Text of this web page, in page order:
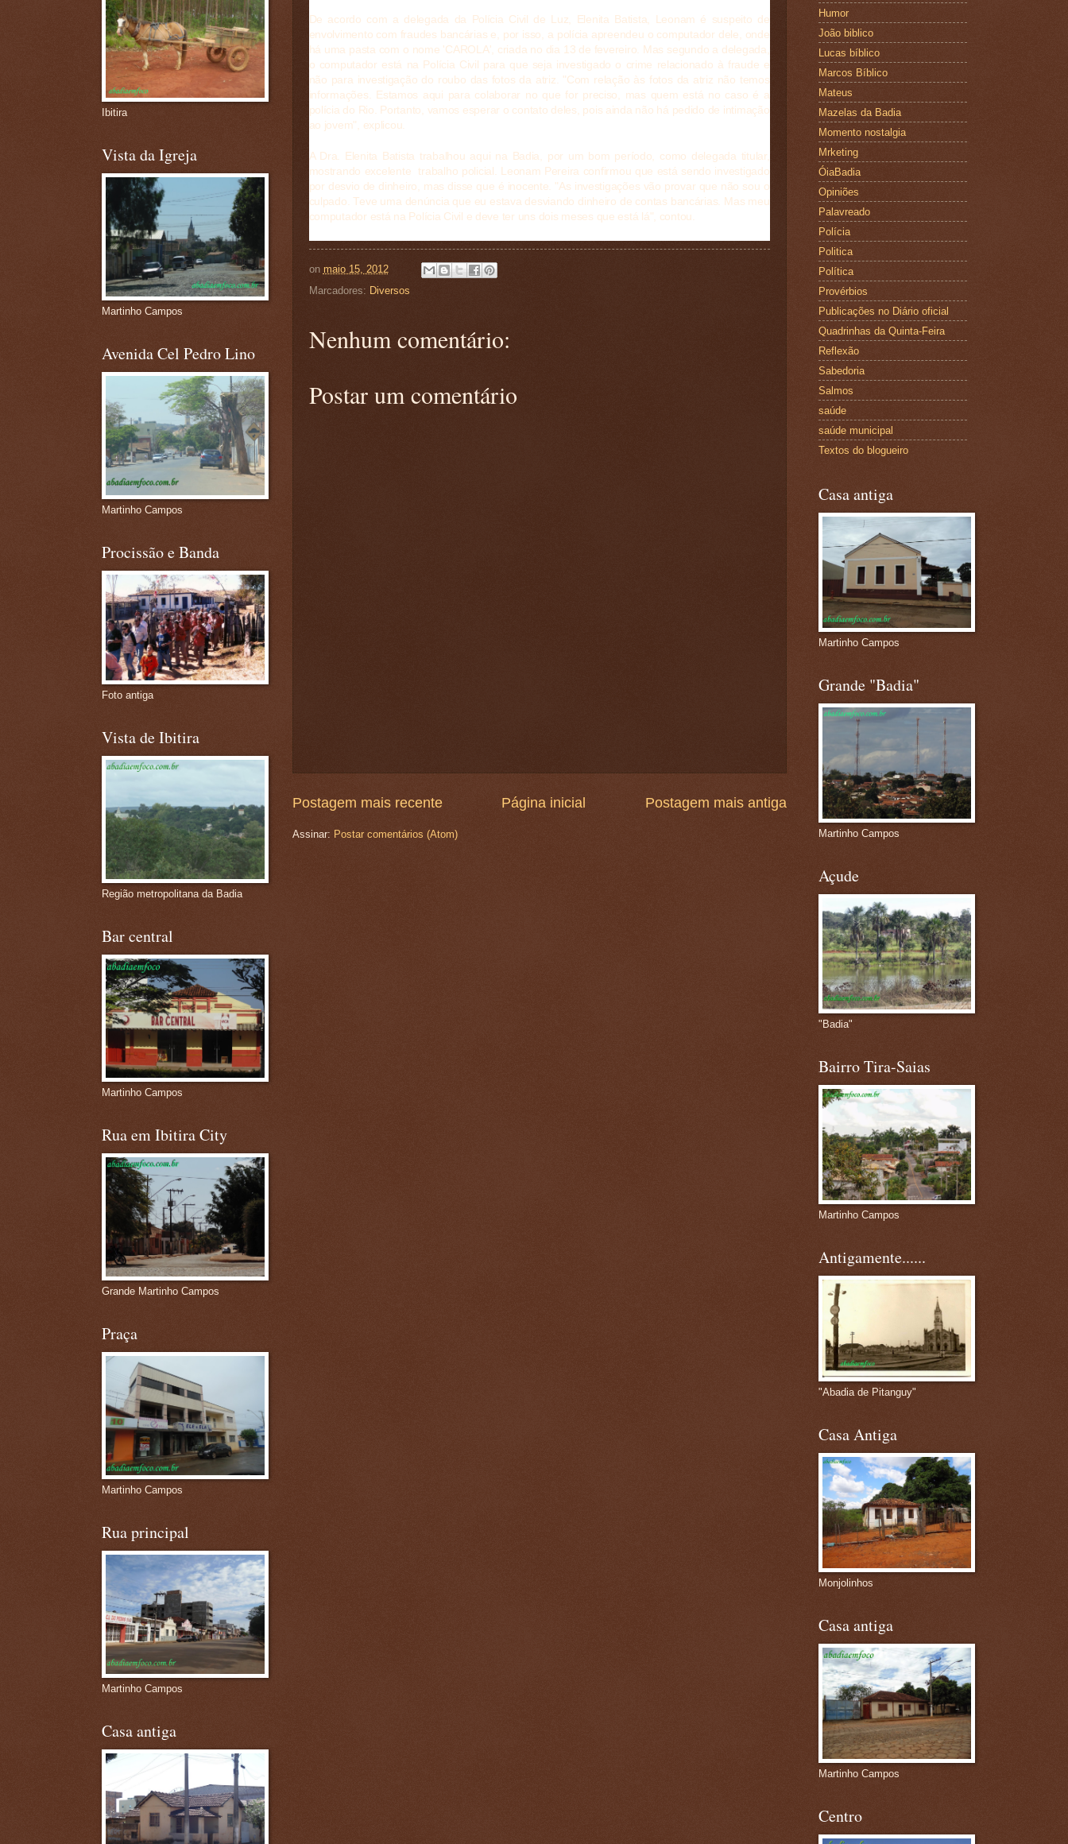
De acordo com a delegada da Polícia Civil de Luz, Elenita Batista, Leonam é suspeito de
envolvimento com fraudes bancárias e, por isso, a polícia apreendeu o computador dele, onde
há uma pasta com o nome 'CAROLA', criada no dia 13 de fevereiro. Mas segundo a delegada,
o computador está na Polícia Civil para que seja investigado o crime relacionado à fraude e
não para investigação do roubo das fotos da atriz. "Com relação às fotos da atriz não temos
informações. Estamos aqui para colaborar no que for preciso, mas quem está no caso é a
polícia do Rio. Portanto, vamos esperar o contato deles, pois ainda não há pedido de intimação
ao jovem", explicou.
A Dra. Elenita Batista trabalhou aqui na Badia, por um bom período, como delegada titular,
mostrando excelente trabalho policial. Leonam Pereira confirmou que está sendo investigado
por desvio de dinheiro, mas disse que é inocente. "As investigações vão provar que não sou o
culpado. Teve uma denúncia que eu estava desviando dinheiro de contas bancárias. Mas meu
computador está na Polícia Civil e deve ter uns dois meses que está lá", contou.
on maio 15, 2012
Marcadores: Diversos
Nenhum comentário:
Postar um comentário
Postagem mais recente Postagem mais antiga
Página inicial
Assinar: Postar comentários (Atom)
Ibitira
Vista da Igreja
Martinho Campos
Avenida Cel Pedro Lino
Martinho Campos
Procissão e Banda
Foto antiga
Vista de Ibitira
Região metropolitana da Badia
Bar central
Martinho Campos
Rua em Ibitira City
Grande Martinho Campos
Praça
Martinho Campos
Rua principal
Martinho Campos
Casa antiga
Humor
João biblico
Lucas bíblico
Marcos Bíblico
Mateus
Mazelas da Badia
Momento nostalgia
Mrketing
ÓiaBadia
Opiniões
Palavreado
Polícia
Politica
Política
Provérbios
Publicações no Diário oficial
Quadrinhas da Quinta-Feira
Reflexão
Sabedoria
Salmos
saúde
saúde municipal
Textos do blogueiro
Casa antiga
Martinho Campos
Grande "Badia"
Martinho Campos
Açude
"Badia"
Bairro Tira-Saias
Martinho Campos
Antigamente......
"Abadia de Pitanguy"
Casa Antiga
Monjolinhos
Casa antiga
Martinho Campos
Centro